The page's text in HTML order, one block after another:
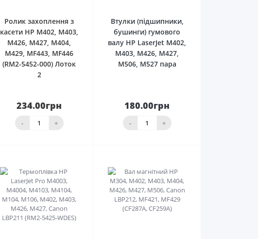
Ролик захоплення з
касети HP M402, M403,
M426, M427, M404,
M429, MF443, MF446
(RM2-5452-000) Лоток
2
234.00грн
- +
товар закінчився
Втулки (підшипники,
бушинги) гумового
валу HP LaserJet M402,
M403, M426, M427,
M506, M527 пара
180.00грн
- +
До
кошика